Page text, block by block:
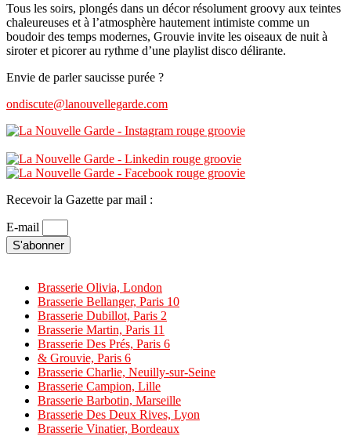
Tous les soirs, plongés dans un décor résolument groovy aux teintes
chaleureuses et à l’atmosphère hautement intimiste comme un
boudoir des temps modernes, Grouvie invite les oiseaux de nuit à
siroter et picorer au rythme d’une playlist disco délirante.
Envie de parler saucisse purée ?
ondiscute@lanouvellegarde.com
Recevoir la Gazette par mail :
E-mail
S'abonner
Brasserie Olivia, London
Brasserie Bellanger, Paris 10
Brasserie Dubillot, Paris 2
Brasserie Martin, Paris 11
Brasserie Des Prés, Paris 6
& Grouvie, Paris 6
Brasserie Charlie, Neuilly-sur-Seine
Brasserie Campion, Lille
Brasserie Barbotin, Marseille
Brasserie Des Deux Rives, Lyon
Brasserie Vinatier, Bordeaux